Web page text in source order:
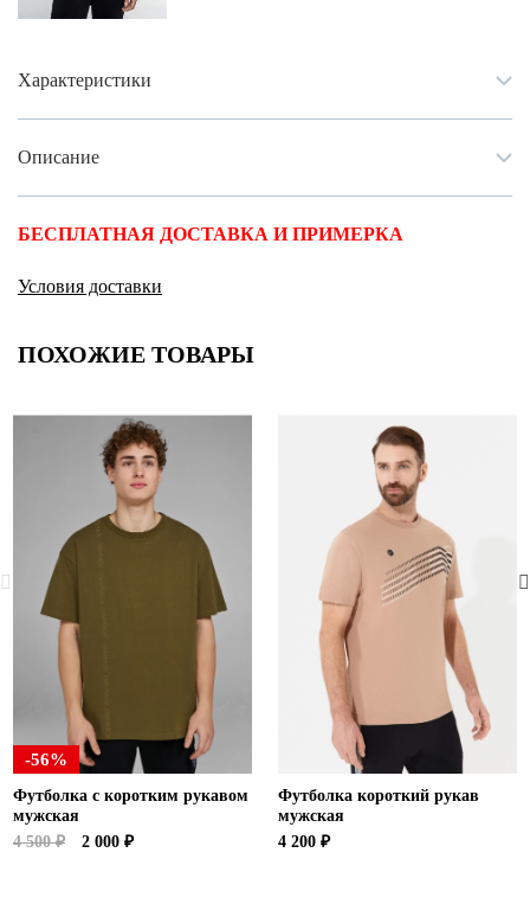
Характеристики
Описание
БЕСПЛАТНАЯ ДОСТАВКА И ПРИМЕРКА
Условия доставки
ПОХОЖИЕ ТОВАРЫ
-56%
Футболка с коротким рукавом
мужская
4 500 ₽
2 000 ₽
Футболка короткий рукав
мужская
4 200 ₽